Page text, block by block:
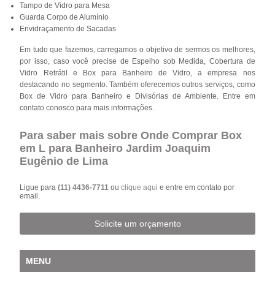
Tampo de Vidro para Mesa
Guarda Corpo de Alumínio
Envidraçamento de Sacadas
Em tudo que fazemos, carregamos o objetivo de sermos os melhores,
por isso, caso você precise de Espelho sob Medida, Cobertura de
Vidro Retrátil e Box para Banheiro de Vidro, a empresa nos
destacando no segmento. Também oferecemos outros serviços, como
Box de Vidro para Banheiro e Divisórias de Ambiente. Entre em
contato conosco para mais informações.
Para saber mais sobre Onde Comprar Box
em L para Banheiro Jardim Joaquim
Eugênio de Lima
Ligue para(11) 4436-7711ouclique aqui e entre em contato por
email.
Solicite um orçamento
MENU